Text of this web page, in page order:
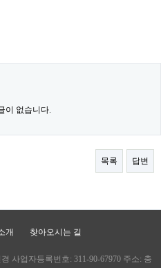
이 없습니다.
목록 답변
개 찾아오시는 길
사업자등록번호: 311-90-67970 주소: 충